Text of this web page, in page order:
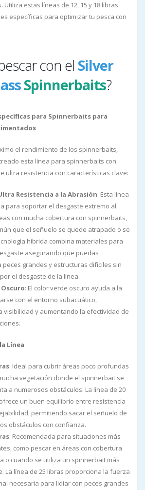
Utiliza estas líneas de 12, 15 y 18 libras
específicas para optimizar tu pesca con
con el Silver
Spinnerbaits?
para Spinnerbaits para
el rendimiento de los spinnerbaits,
esta línea para spinnerbaits con
ultra resistencia con características clave:
Resistencia a la Abrasión: Esta línea
para soportar el desgaste extremo al
con mucha cobertura con spinnerbaits,
que el señuelo se quede atrapado o se
híbrida combina materiales para
asegurando que puedas
grandes y estructuras difíciles sin
el desgaste de la línea.
: El color verde oscuro ayuda a la
con el entorno subacuático,
visibilidad y aumentando la efectividad de
Línea:
: Ideal para cubrir áreas poco profundas
vegetación donde el spinnerbait se
a numerosos obstáculos. La línea de 20
un buen equilibrio entre resistencia
permitiendo sacar el señuelo de
obstáculos con confianza.
: Recomendada para situaciones más
como pescar en áreas con cobertura
o cuando se utiliza un spinnerbait más
La línea de 25 libras proporciona la fuerza
necesaria para lidiar con peces grandes